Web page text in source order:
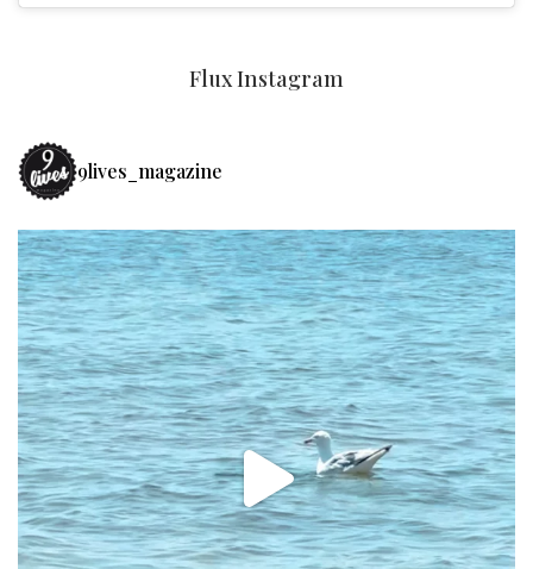
Flux Instagram
9lives_magazine